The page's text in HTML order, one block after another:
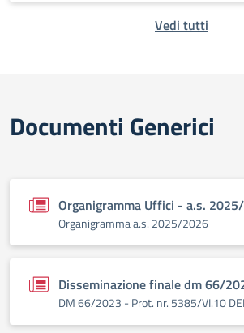
Vedi tutti
Documenti Generici
Organigramma Uffici - a.s.
Organigramma a.s. 2025/2026
Disseminazione finale dm 66/
DM 66/2023 - Prot. nr. 5385/VI.10